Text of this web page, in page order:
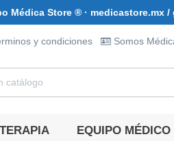
Médica Store ® ·
y condiciones Somos
EQUIPO MÉDICO